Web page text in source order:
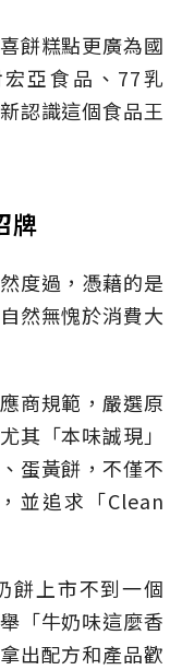
餅糕點更廣為國
亞食品、77乳
認識這個食品王
牌
度過，憑藉的是
然無愧於消費大
商規範，嚴選原
其「本味誠現」
蛋黃餅，不僅不
並追求「Clean
餅上市不到一個
「牛奶味這麼香
出配方和產品歡